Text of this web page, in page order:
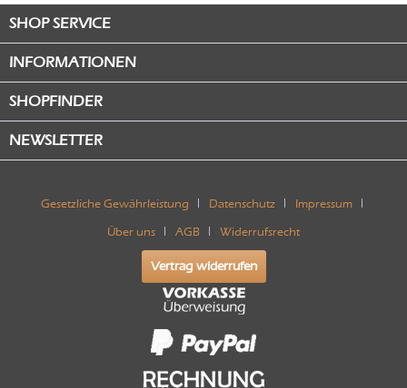
SHOP SERVICE
INFORMATIONEN
SHOPFINDER
NEWSLETTER
Gesetzliche Gewährleistung Datenschutz Impressum
Über uns AGB Widerrufsrecht
Vertrag widerrufen